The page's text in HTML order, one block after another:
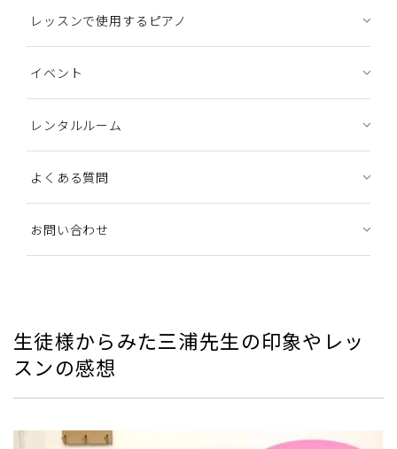
レッスンで使用するピアノ
イベント
レンタルルーム
よくある質問
お問い合わせ
生徒様からみた三浦先生の印象やレッ
スンの感想